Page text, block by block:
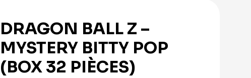
DRAGON BALL Z –
MYSTERY BITTY POP
(BOX 32 PIÈCES)